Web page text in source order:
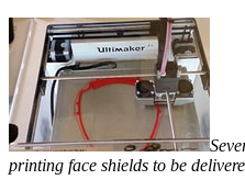
printing face shields to be